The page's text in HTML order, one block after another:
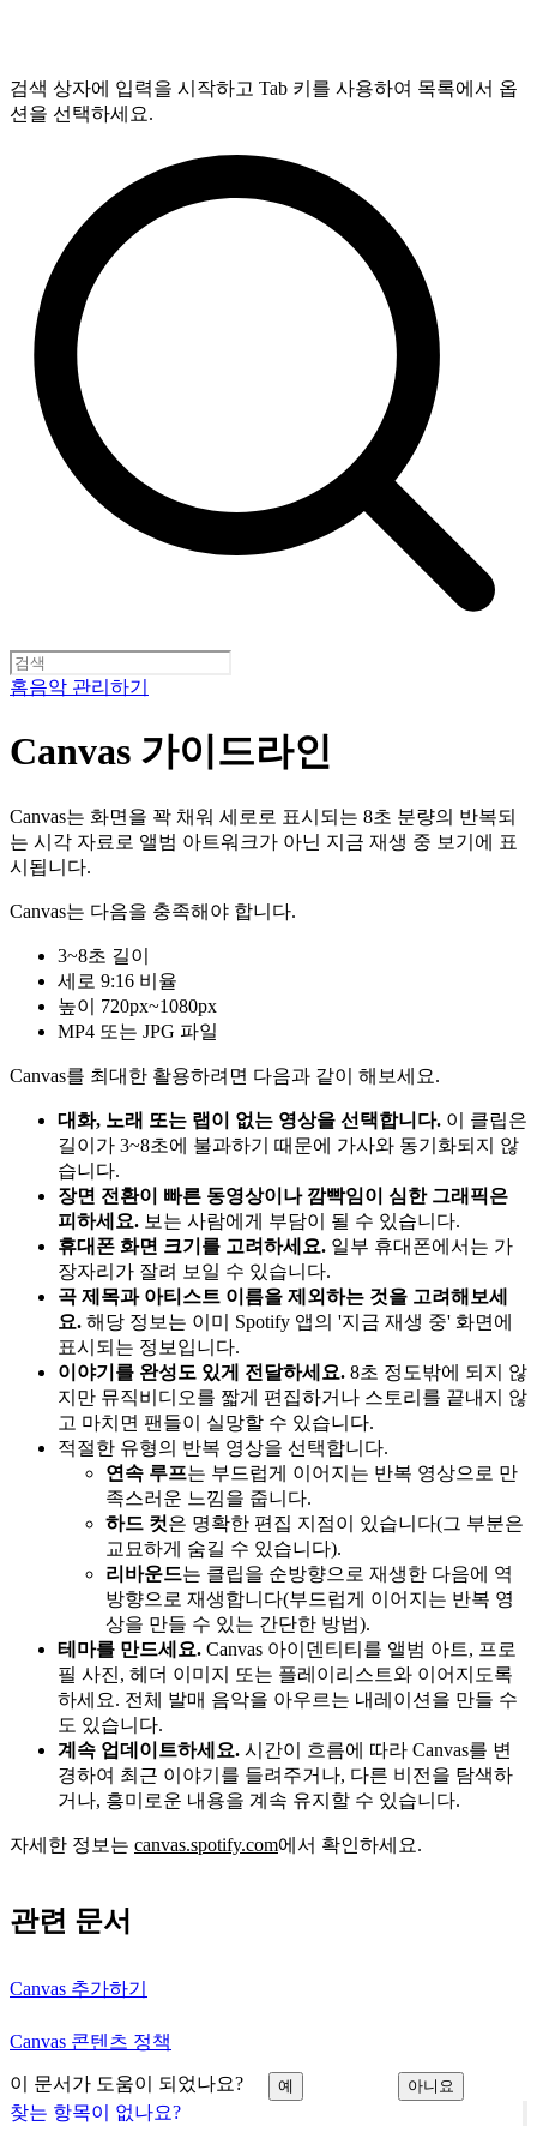
검색 상자에 입력을 시작하고 Tab 키를 사용하여 목록에서 옵
션을 선택하세요.
홈음악 관리하기
찾는 항목이 없나요?
Canvas 가이드라인
Canvas는 화면을 꽉 채워 세로로 표시되는 8초 분량의 반복되
는 시각 자료로 앨범 아트워크가 아닌 지금 재생 중 보기에 표
시됩니다.
Canvas는 다음을 충족해야 합니다.
3~8초 길이
세로 9:16 비율
높이 720px~1080px
MP4 또는 JPG 파일
Canvas를 최대한 활용하려면 다음과 같이 해보세요.
대화, 노래 또는 랩이 없는 영상을 선택합니다. 이 클립은
길이가 3~8초에 불과하기 때문에 가사와 동기화되지 않
습니다.
장면 전환이 빠른 동영상이나 깜빡임이 심한 그래픽은
피하세요. 보는 사람에게 부담이 될 수 있습니다.
휴대폰 화면 크기를 고려하세요. 일부 휴대폰에서는 가
장자리가 잘려 보일 수 있습니다.
곡 제목과 아티스트 이름을 제외하는 것을 고려해보세
요. 해당 정보는 이미 Spotify 앱의 '지금 재생 중' 화면에
표시되는 정보입니다.
이야기를 완성도 있게 전달하세요. 8초 정도밖에 되지 않
지만 뮤직비디오를 짧게 편집하거나 스토리를 끝내지 않
고 마치면 팬들이 실망할 수 있습니다.
적절한 유형의 반복 영상을 선택합니다.
연속 루프는 부드럽게 이어지는 반복 영상으로 만
족스러운 느낌을 줍니다.
하드 컷은 명확한 편집 지점이 있습니다(그 부분은
교묘하게 숨길 수 있습니다).
리바운드는 클립을 순방향으로 재생한 다음에 역
방향으로 재생합니다(부드럽게 이어지는 반복 영
상을 만들 수 있는 간단한 방법).
테마를 만드세요. Canvas 아이덴티티를 앨범 아트, 프로
필 사진, 헤더 이미지 또는 플레이리스트와 이어지도록
하세요. 전체 발매 음악을 아우르는 내레이션을 만들 수
도 있습니다.
계속 업데이트하세요. 시간이 흐름에 따라 Canvas를 변
경하여 최근 이야기를 들려주거나, 다른 비전을 탐색하
거나, 흥미로운 내용을 계속 유지할 수 있습니다.
자세한 정보는 canvas.spotify.com에서 확인하세요.
관련 문서
Canvas 추가하기
Canvas 콘텐츠 정책
이 문서가 도움이 되었나요? 예 아니요